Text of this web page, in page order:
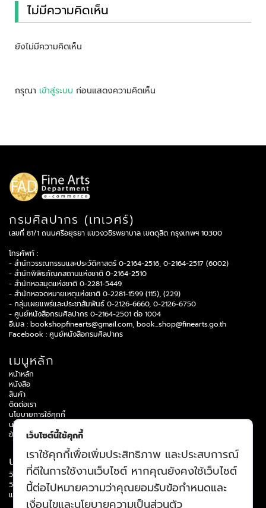
ไม่มีความคิดเห็น
ยังไม่มีความคิดเห็น
กรุณา เข้าสู่ระบบ ก่อนแสดงความคิดเห็น
เว็บไซต์นี้ใช้คุกกี้
เราใช้คุกกี้เพื่อเพิ่มประสิทธิภาพ และประสบการณ์
ที่ดีในการใช้งานเว็บไซต์ หากคุณยังคงใช้เว็บไซต์
นี้ต่อไปหมายความว่าคุณยอมรับข้อกำหนดและ
เงื่อนไขและนโยบายความเป็นส่วนตัว
กรมศิลปากร (เทเวศร์)
เลขที่ 81/1 ถนนศรีอยุธยา แขวงวชิรพยาบาล เขตดุสิต กรุงเทพฯ 10300
โทรศัพท์ :
- สำนักวรรณกรรมและประวัติศาสตร์ 0-2164-2516, 0-2164-2517 (6002)
- สำนักพิพิธภัณฑสถานแห่งชาติ 0-2164-2510
- สำนักหอสมุดแห่งชาติ 0-2281-5449
- สำนักหอจดหมายเหตุแห่งชาติ 0-2281-1599 (115), (229)
- กลุ่มเผยแพร่และประชาสัมพันธ์ 0-2126-6660, 0-2126-6750
- ศูนย์หนังสือกรมศิลปากร 0-2164-2501 ต่อ 1004
อีเมล : bookshopfinearts@gmail.com, book_shop@finearts.go.th
Facebook : ศูนย์หนังสือกรมศิลปากร
เมนูหลัก
หน้าหลัก
หนังสือ
สินค้า
ติดต่อเรา
นโยบายการใช้คุกกี้
นโยบายความเป็นส่วนบุคคล
ข้อกำหนดและเงื่อนไข
บริการข้อมูล
วิธีการสมัครสมาชิก
วิธีการสั่งซื้อสินค้า
แจ้งปัญหาการใช้งาน